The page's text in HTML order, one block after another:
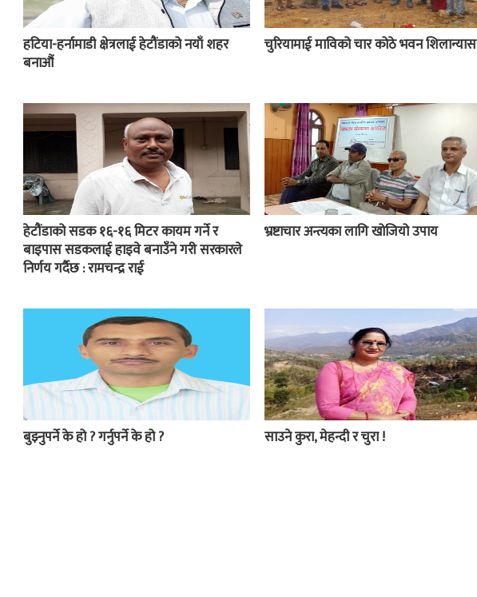
हटिया-हर्नामाडी क्षेत्रलाई हेटौंडाको नयाँ शहर
बनाऔं
चुरियामाई माविको चार कोठे भवन शिलान्यास
हेटौंडाको सडक १६-१६ मिटर कायम गर्ने र
बाइपास सडकलाई हाइवे बनाउँने गरी सरकारले
निर्णय गर्दैछ : रामचन्द्र राई
भ्रष्टाचार अन्त्यका लागि खोजियो उपाय
बुझ्नुपर्ने के हो ? गर्नुपर्ने के हो ? साउने कुरा, मेहन्दी र चुरा !